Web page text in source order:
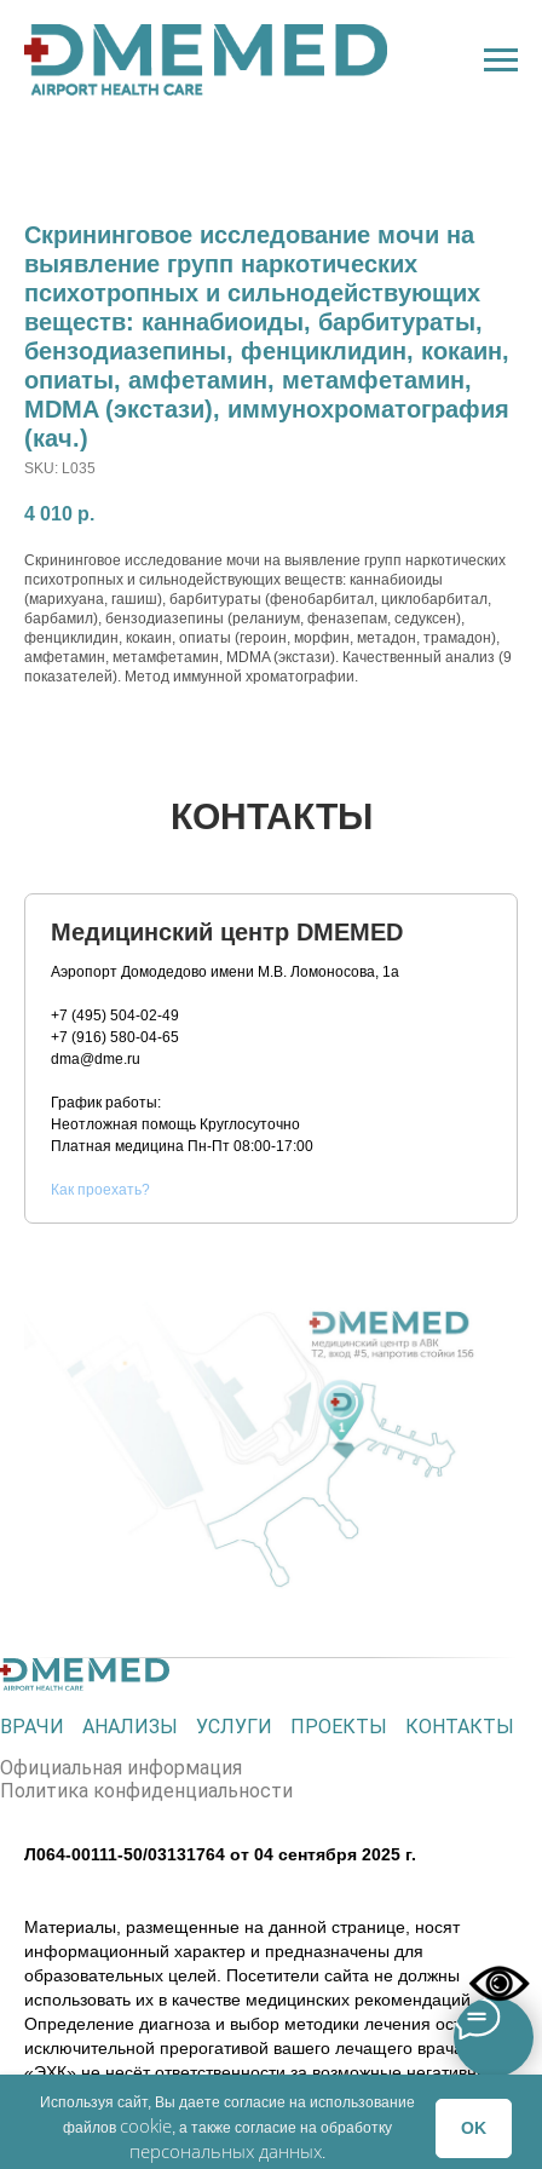
Скрининговое исследование мочи на
выявление групп наркотических
психотропных и сильнодействующих
веществ: каннабиоиды, барбитураты,
бензодиазепины, фенциклидин, кокаин,
опиаты, амфетамин, метамфетамин,
MDMA (экстази), иммунохроматография
(кач.)
SKU: L035
4 010 р.
Скрининговое исследование мочи на выявление групп наркотических
психотропных и сильнодействующих веществ: каннабиоиды
(марихуана, гашиш), барбитураты (фенобарбитал, циклобарбитал,
барбамил), бензодиазепины (реланиум, феназепам, седуксен),
фенциклидин, кокаин, опиаты (героин, морфин, метадон, трамадон),
амфетамин, метамфетамин, MDMA (экстази). Качественный анализ (9
показателей). Метод иммунной хроматографии.
КОНТАКТЫ
Медицинский центр DMEMED
Аэропорт Домодедово имени М.В. Ломоносова, 1а
+7 (495) 504-02-49
+7 (916) 580-04-65
dma@dme.ru
График работы:
Неотложная помощь Круглосуточно
Платная медицина Пн-Пт 08:00-17:00
Как проехать?
ВРАЧИ АНАЛИЗЫ УСЛУГИ ПРОЕКТЫ
КОНТАКТЫ
Официальная информация
Политика конфиденциальности
Л064-00111-50/03131764 от 04 сентября 2025 г.
Материалы, размещенные на данной странице, носят
информационный характер и предназначены для
образовательных целей. Посетители сайта не должны
использовать их в качестве медицинских рекомендаций.
Определение диагноза и выбор методики лечения остается
исключительной прерогативой вашего лечащего врача! ООО
«ЭХК» не несёт ответственности за возможные негативные
последствия, возникшие в результате использования
информации, размещенной на сайте dmemed.ru
Используя сайт, Вы даете согласие на использование
файлов cookie, а также согласие на обработку
персональных данных.
OK